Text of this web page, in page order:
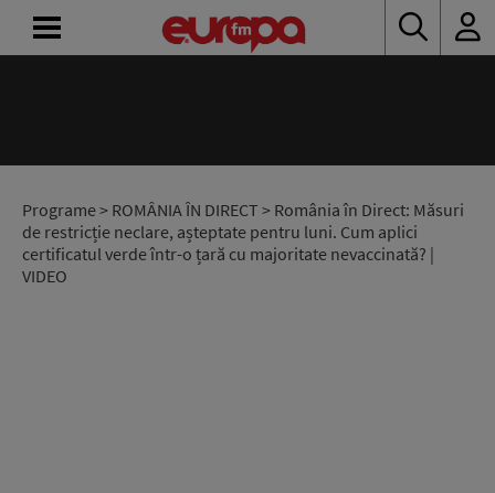
Programe> ROMÂNIA ÎN DIRECT > România în Direct: Măsuri
de restricție neclare, așteptate pentru luni. Cum aplici
certificatul verde într-o țară cu majoritate nevaccinată? |
VIDEO
RADIO
CONCURSURI